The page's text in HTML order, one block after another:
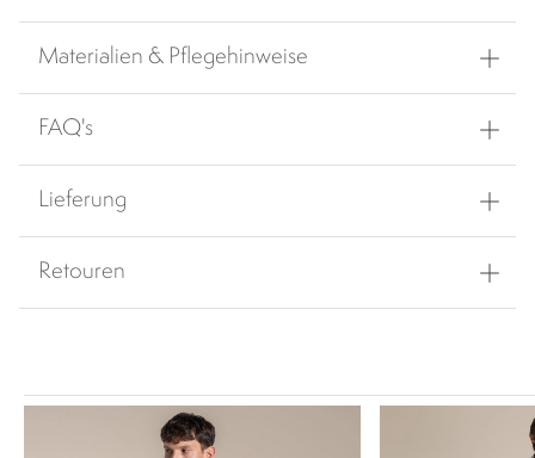
Materialien & Pflegehinweise
FAQ's
Lieferung
Retouren